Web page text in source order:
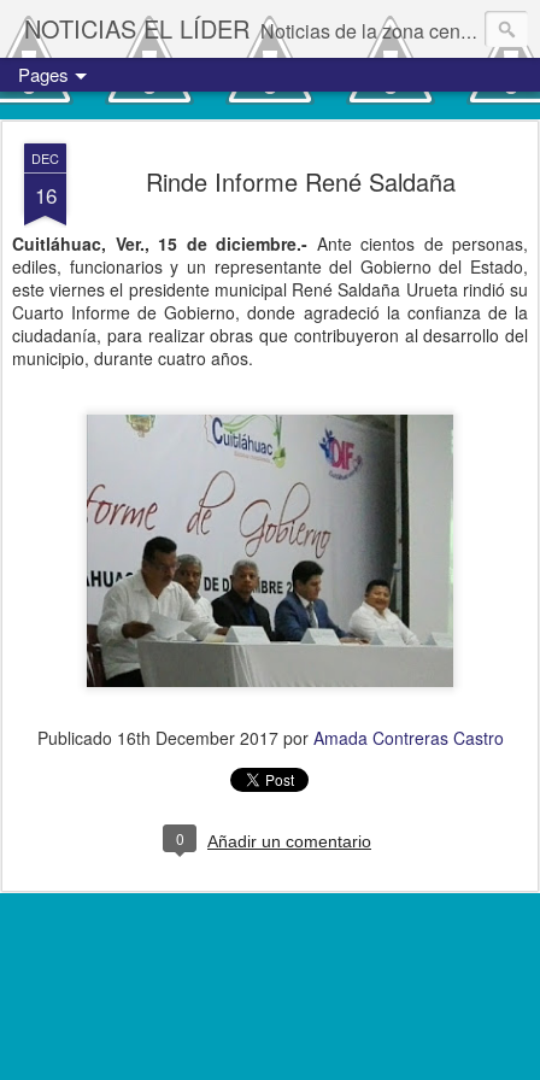
NOTICIAS EL LÍDER Noticias de la zona centro del estado de Veracruz.
Pages
DEC
16 Rinde Informe René Saldaña
Cuitláhuac, Ver., 15 de diciembre.- Ante cientos de personas,
ediles, funcionarios y un representante del Gobierno del Estado,
este viernes el presidente municipal René Saldaña Urueta rindió su
Cuarto Informe de Gobierno, donde agradeció la confianza de la
ciudadanía, para realizar obras que contribuyeron al desarrollo del
municipio, durante cuatro años.
Publicado 16th December 2017por Amada Contreras Castro
0 Añadir un comentario